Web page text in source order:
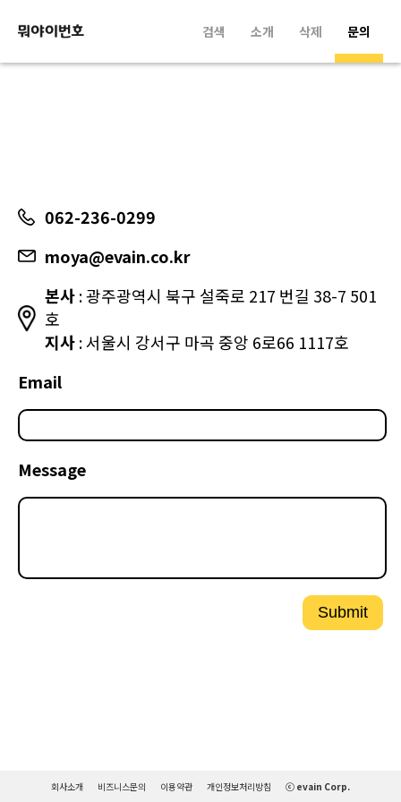
검색 소개 삭제 문의
062-236-0299
moya@evain.co.kr
본사: 광주광역시 북구 설죽로 217 번길 38-7 501
호
지사: 서울시 강서구 마곡 중앙 6로66 1117호
Email
Message
Submit
회사소개 비즈니스문의 이용약관 개인정보처리방침 ⓒ evain Corp.